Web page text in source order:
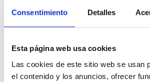
Consentimiento Detalles
Esta página web usa cookies
Las cookies de este sitio web se usan
el contenido y los anuncios, ofrecer
Fluxes
Fontaneria I Hvac/R
Auxiliars
Decapants